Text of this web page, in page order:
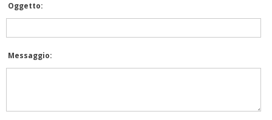
Oggetto:
Messaggio: